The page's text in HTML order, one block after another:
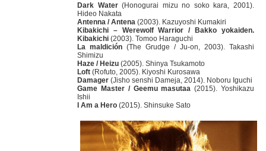
Dark Water(Honogurai mizu no soko kara, 2001).
Hideo Nakata
Antenna / Antena (2003). Kazuyoshi Kumakiri
Kibakichi – Werewolf Warrior / Bakko yokaiden.
Kibakichi (2003). Tomoo Haraguchi
La maldición (The Grudge / Ju-on, 2003). Takashi
Shimizu
Haze / Heizu (2005). Shinya Tsukamoto
Loft (Rofuto, 2005). Kiyoshi Kurosawa
Damager (Jisho senshi Dameja, 2014). Noboru Iguchi
Game Master / Geemu masutaa (2015). Yoshikazu
Ishii
I Am a Hero (2015). Shinsuke Sato